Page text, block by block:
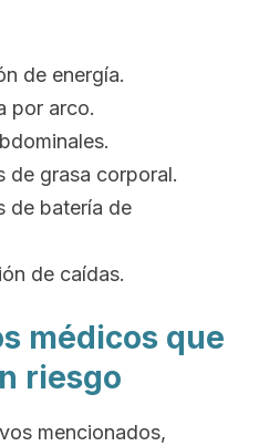
de energía.
por arco.
de grasa corporal.
de batería de
de caídas.
médicos que
riesgo
mencionados,